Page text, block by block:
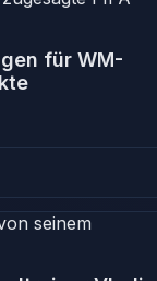
für WM-